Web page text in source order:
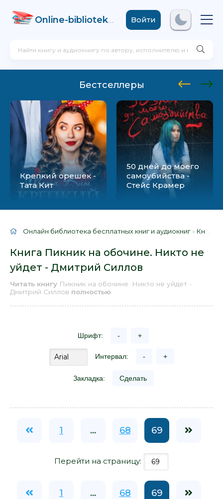
Online-biblioteka .comВойти
Бестселлеры
Крепкий орешек -
Тата Кит
50 дней до моего
самоубийства -
Стейс Крамер
Онлайн библиотека бесплатных книг и аудиокниг » Книги
Книга Пикник на обочине. Никто не
уйдет - Дмитрий Силлов
Читать книгу Пикник на обочине. Никто не уйдет -
Дмитрий Силлов полностью
Шрифт: - +
Интервал: - +
Закладка: Сделать
1 ... 68 69
Перейти на страницу:
1 ... 68 69